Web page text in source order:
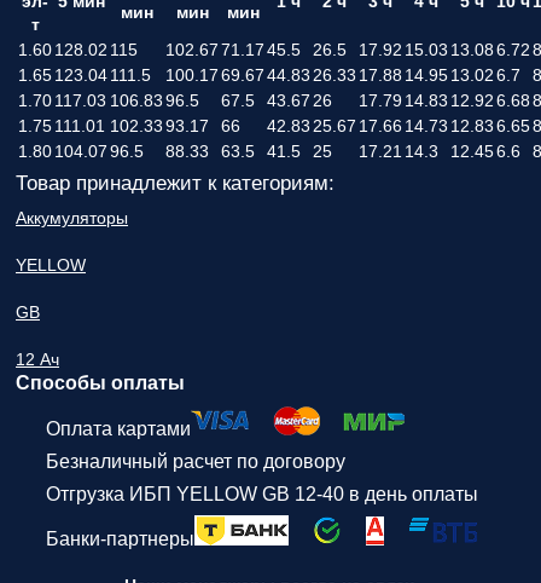
т
мин
мин
мин
1.60128.02 115 102.6771.1745.5 26.5 17.92 15.03 13.086.72
1.65123.04111.5 100.1769.6744.83 26.33 17.88 14.9513.026.7
1.70117.03 106.8396.5 67.5 43.67 26 17.7914.83 12.926.68
1.75111.01 102.3393.17 66 42.83 25.67 17.6614.73 12.836.65
1.80104.0796.5 88.33 63.5 41.5 25 17.21 14.3 12.456.6
Товар принадлежит к категориям:
Аккумуляторы
YELLOW
GB
12 Ач
Способы оплаты
Оплата картами
Безналичный расчет по договору
Отгрузка ИБП YELLOW GB 12-40 в день оплаты
Банки-партнеры